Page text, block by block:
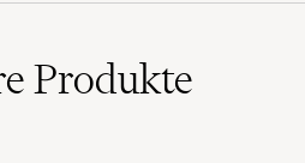
Produkte